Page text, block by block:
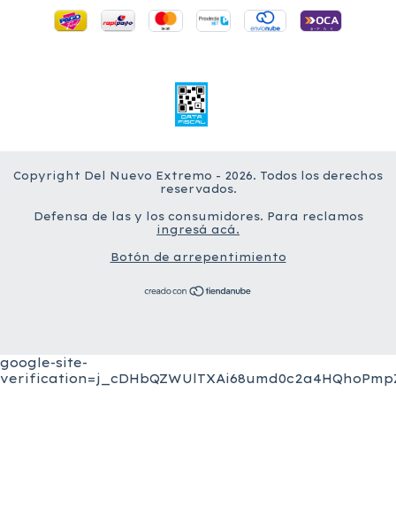
Copyright Del Nuevo Extremo - 2026. Todos los derechos
reservados.
Defensa de las y los consumidores. Para reclamos
ingresá acá.
Botón de arrepentimiento
google-site-